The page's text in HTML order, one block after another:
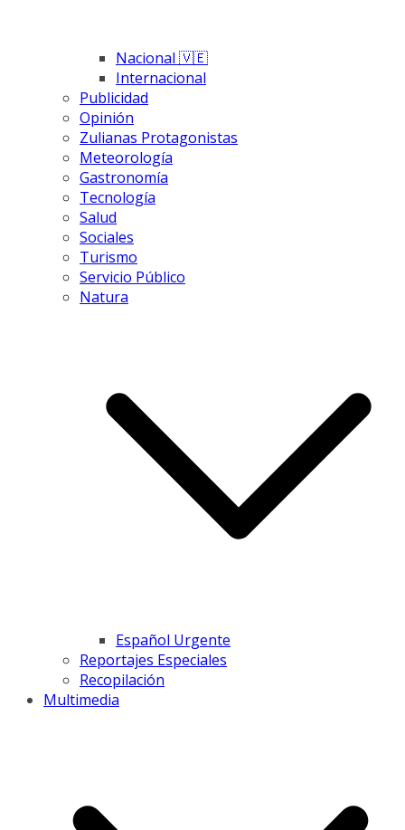
Nacional 🇻🇪
Internacional
Publicidad
Opinión
Zulianas Protagonistas
Meteorología
Gastronomía
Tecnología
Salud
Sociales
Turismo
Servicio Público
Natura
Español Urgente
Reportajes Especiales
Recopilación
Multimedia